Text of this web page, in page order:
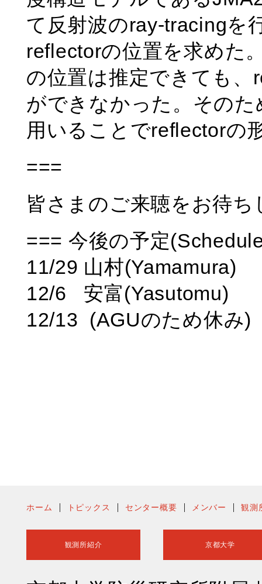
て反射波のray-tracingを
reflectorの位置を求めた
の位置は推定できても
ができなかった。その
用いることでreflectorの
===
皆さまのご来聴をお待
=== 今後の予定
11/29 山村(Yamamura)
12/6 安富(Yasutomu)
12/13 (AGUのため休み)
ホーム トピックス センター概要 メンバー 観測
観測所紹介 京都大学